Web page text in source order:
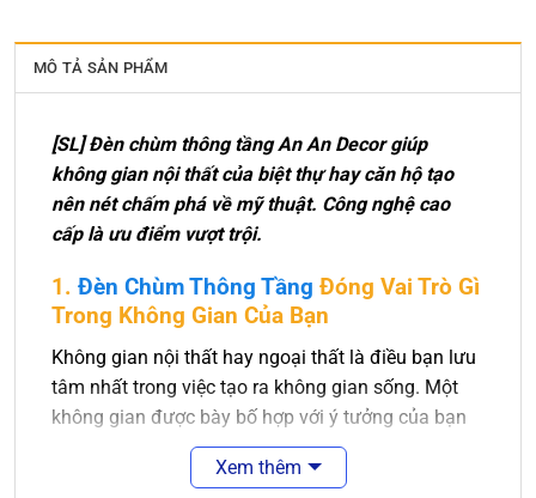
MÔ TẢ SẢN PHẨM
[SL] Đèn chùm thông tầng An An Decor giúp
không gian nội thất của biệt thự hay căn hộ tạo
nên nét chấm phá về mỹ thuật. Công nghệ cao
cấp là ưu điểm vượt trội.
1. Đèn Chùm Thông Tầng Đóng Vai Trò Gì
Trong Không Gian Của Bạn
Không gian nội thất hay ngoại thất là điều bạn lưu
tâm nhất trong việc tạo ra không gian sống. Một
không gian được bày bố hợp với ý tưởng của bạn
là điều tuyệt vời. Sẽ tuyệt vời hơn nếu không gian
ấy được màu sắc của ánh sáng chiếu rọi.
Xem thêm